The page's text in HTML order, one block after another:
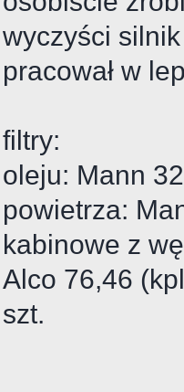
wyczyści
pracował w
filtry:
oleju: Mann
powietrza:
kabinowe z
Alco 76,46
szt.